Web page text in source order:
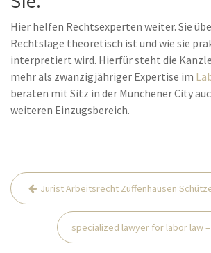
Hier helfen Rechtsexperten weiter. Sie
Rechtslage theoretisch ist und wie sie
interpretiert wird. Hierfür steht die
mehr als zwanzigjähriger Expertise im
beraten mit Sitz in der Münchener City
weiteren Einzugsbereich.
Post
navigation
Jurist Arbeitsrecht Zuffenhausen
specialized lawyer for labor law